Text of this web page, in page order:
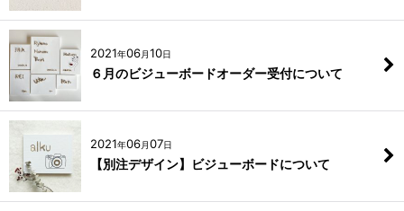
2021年06月10日
６月のビジューボードオーダー受付について
2021年06月07日
【別注デザイン】ビジューボードについて